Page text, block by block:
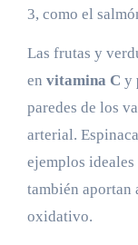
3, como el
Las frutas y
en vitamina C y
paredes de los
arterial.
ejemplos
también aportan
oxidativo.